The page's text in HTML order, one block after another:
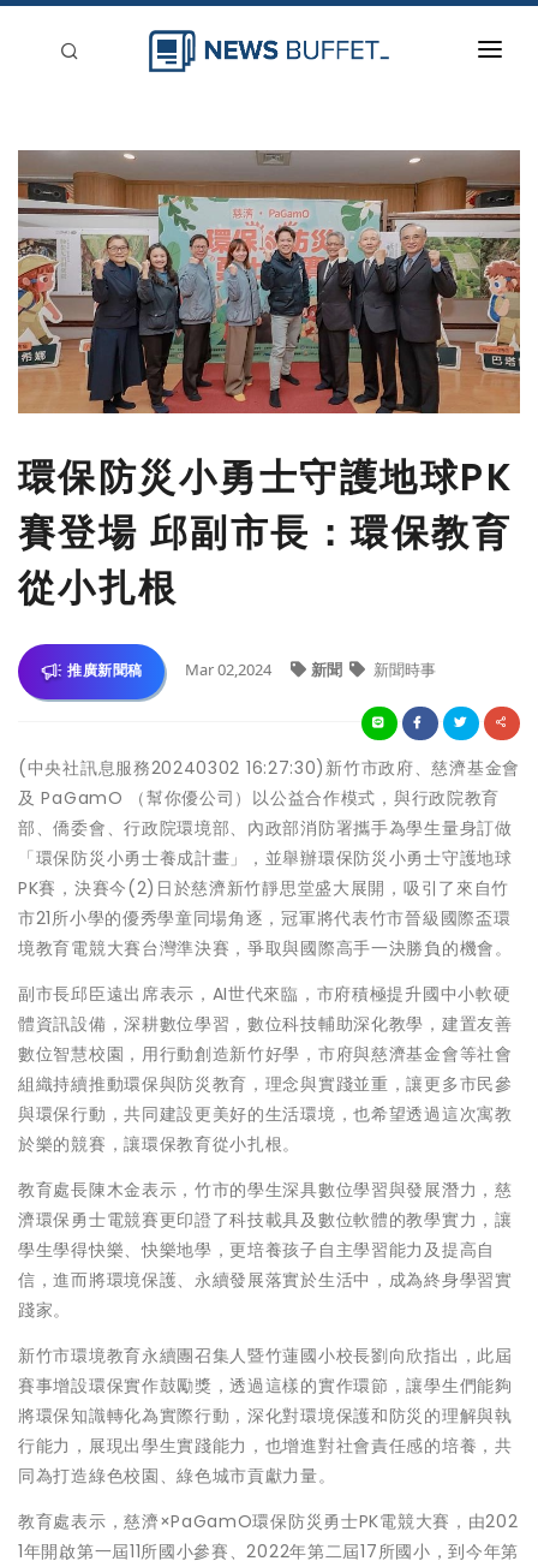
新聞稿分類
登入
刊登
環保防災小勇士守護地球PK
賽登場 邱副市長：環保教育
從小扎根
推廣新聞稿 Mar 02,2024 新聞 新聞時事
(中央社訊息服務20240302 16:27:30)新竹市政府、慈濟基金會
及 PaGamO （幫你優公司）以公益合作模式，與行政院教育
部、僑委會、行政院環境部、內政部消防署攜手為學生量身訂做
「環保防災小勇士養成計畫」，並舉辦環保防災小勇士守護地球
PK賽，決賽今(2)日於慈濟新竹靜思堂盛大展開，吸引了來自竹
市21所小學的優秀學童同場角逐，冠軍將代表竹市晉級國際盃環
境教育電競大賽台灣準決賽，爭取與國際高手一決勝負的機會。
副市長邱臣遠出席表示，AI世代來臨，市府積極提升國中小軟硬
體資訊設備，深耕數位學習，數位科技輔助深化教學，建置友善
數位智慧校園，用行動創造新竹好學，市府與慈濟基金會等社會
組織持續推動環保與防災教育，理念與實踐並重，讓更多市民參
與環保行動，共同建設更美好的生活環境，也希望透過這次寓教
於樂的競賽，讓環保教育從小扎根。
教育處長陳木金表示，竹市的學生深具數位學習與發展潛力，慈
濟環保勇士電競賽更印證了科技載具及數位軟體的教學實力，讓
學生學得快樂、快樂地學，更培養孩子自主學習能力及提高自
信，進而將環境保護、永續發展落實於生活中，成為終身學習實
踐家。
新竹市環境教育永續團召集人暨竹蓮國小校長劉向欣指出，此屆
賽事增設環保實作鼓勵獎，透過這樣的實作環節，讓學生們能夠
將環保知識轉化為實際行動，深化對環境保護和防災的理解與執
行能力，展現出學生實踐能力，也增進對社會責任感的培養，共
同為打造綠色校園、綠色城市貢獻力量。
教育處表示，慈濟×PaGamO環保防災勇士PK電競大賽，由202
1年開啟第一屆11所國小參賽、2022年第二屆17所國小，到今年第